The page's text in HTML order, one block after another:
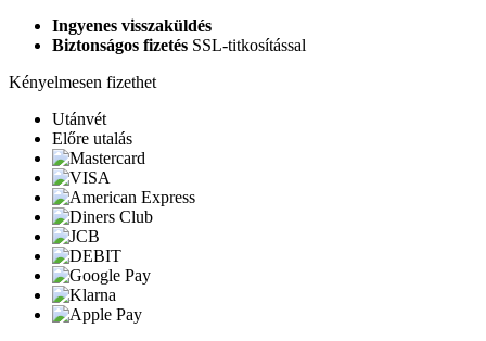
Ingyenes visszaküldés
Biztonságos fizetés SSL-titkosítással
Kényelmesen fizethet
Utánvét
Előre utalás